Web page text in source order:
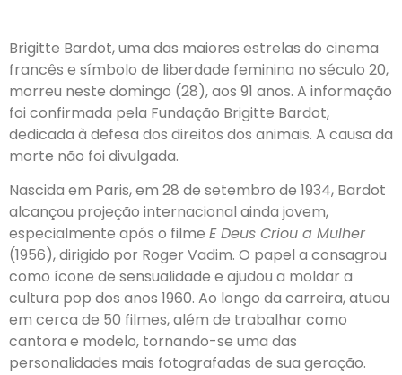
Brigitte Bardot, uma das maiores estrelas do cinema
francês e símbolo de liberdade feminina no século 20,
morreu neste domingo (28), aos 91 anos. A informação
foi confirmada pela Fundação Brigitte Bardot,
dedicada à defesa dos direitos dos animais. A causa da
morte não foi divulgada.
Nascida em Paris, em 28 de setembro de 1934, Bardot
alcançou projeção internacional ainda jovem,
especialmente após o filme E Deus Criou a Mulher
(1956), dirigido por Roger Vadim. O papel a consagrou
como ícone de sensualidade e ajudou a moldar a
cultura pop dos anos 1960. Ao longo da carreira, atuou
em cerca de 50 filmes, além de trabalhar como
cantora e modelo, tornando-se uma das
personalidades mais fotografadas de sua geração.